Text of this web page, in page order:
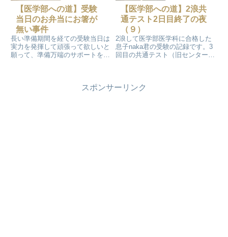
【医学部への道】受験
当日のお弁当にお箸が
無い事件
長い準備期間を経ての受験当日は
実力を発揮して頑張って欲しいと
願って、準備万端のサポートをし
たハプニングがありました。完璧
【医学部への道】2浪共
通テスト2日目終了の夜
（９）
2浪して医学部医学科に合格した
息子naka君の受験の記録です。3
回目の共通テスト（旧センター試
スポンサーリンク